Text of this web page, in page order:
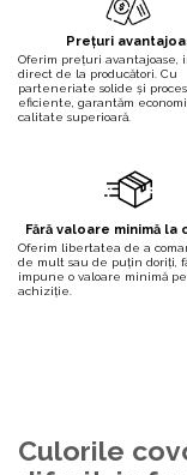
Prețuri
Oferim prețuri avantajoase,
direct de la producători. Cu
parteneriate solide și
eficiente, garantăm
calitate superioară.
Fără valoare minimă la
Oferim libertatea de a
de mult sau de puțin doriți,
impune o valoare minimă
achiziție.
Culorile